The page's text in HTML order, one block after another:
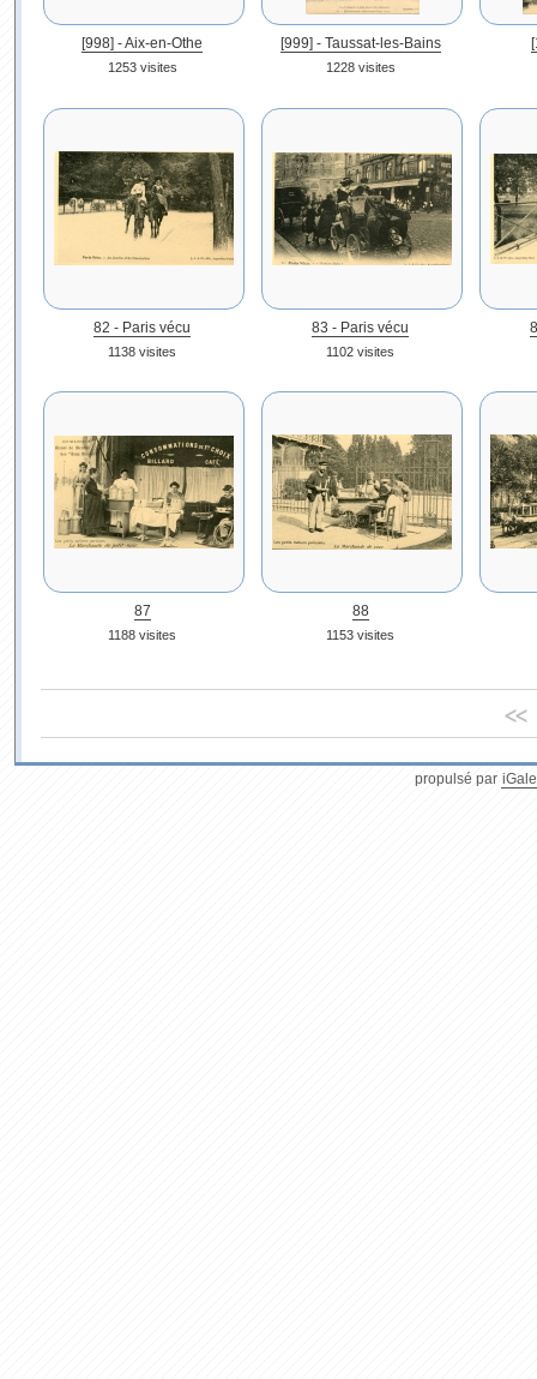
[998] - Aix-en-Othe
1253 visites
[999] - Taussat-les-Bains
1228 visites
82 - Paris vécu
1138 visites
83 - Paris vécu
1102 visites
87
1188 visites
88
1153 visites
<<
propulsé par